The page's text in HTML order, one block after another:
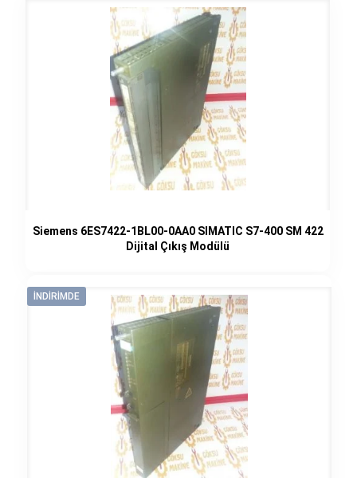
249,00€.
Siemens 6ES7422-1BL00-0AA0 SIMATIC S7-400 SM 422
Dijital Çıkış Modülü
İNDIRIMDE